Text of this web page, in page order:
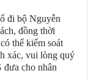
đi bộ Nguyễn
đồng thời
thể kiểm soát
xác, vui lòng quý
cho nhân